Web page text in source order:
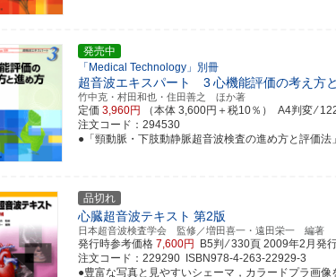
発売中
「Medical Technology」別冊
超音波エキスパート 3 心機能評価の考え方
竹中克・村田和也・住田善之 ほか著
定価 3,960円 （本体 3,600円＋税10％） A4判変 ⁄
注文コード：294530
●「頸動脈・下肢動静脈超音波検査の進め方と評価
品切れ
心臓超音波テキスト 第2版
日本超音波検査学会 監修／増田喜一・遠田栄一 編著
発行時参考価格 7,600円 B5判 ⁄ 330頁 2009年2月発
注文コード：229290 ISBN978-4-263-22929-3
●豊富な写真と見やすいシェーマ，カラードプラ画像